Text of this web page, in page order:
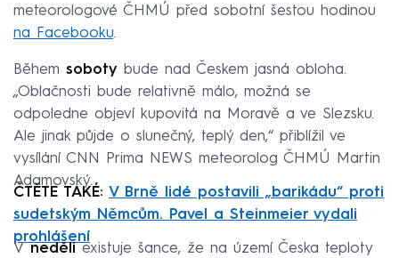
meteorologové ČHMÚ před sobotní šestou hodinou
na Facebooku.
Během soboty bude nad Českem jasná obloha.
„Oblačnosti bude relativně málo, možná se
odpoledne objeví kupovitá na Moravě a ve Slezsku.
Ale jinak půjde o slunečný, teplý den,“ přiblížil ve
vysílání CNN Prima NEWS meteorolog ČHMÚ Martin
Adamovský.
ČTĚTE TAKÉ: V Brně lidé postavili „barikádu“ proti
sudetským Němcům. Pavel a Steinmeier vydali
prohlášení
V neděli existuje šance, že na území Česka teploty